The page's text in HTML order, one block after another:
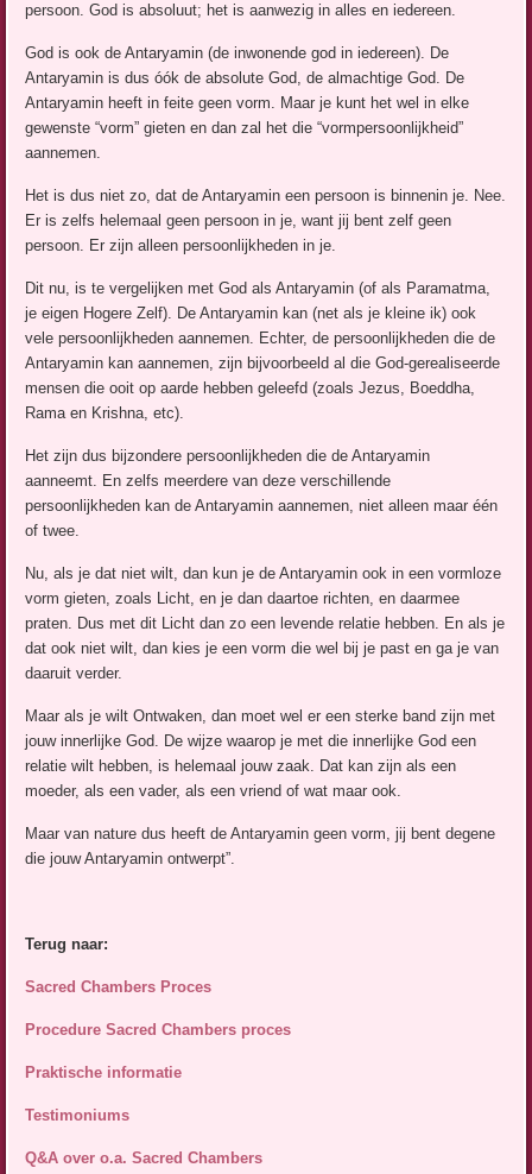
persoon. God is absoluut; het is aanwezig in alles en iedereen.
God is ook de Antaryamin (de inwonende god in iedereen). De
Antaryamin is dus óók de absolute God, de almachtige God. De
Antaryamin heeft in feite geen vorm. Maar je kunt het wel in elke
gewenste “vorm” gieten en dan zal het die “vormpersoonlijkheid”
aannemen.
Het is dus niet zo, dat de Antaryamin een persoon is binnenin je. Nee.
Er is zelfs helemaal geen persoon in je, want jij bent zelf geen
persoon. Er zijn alleen persoonlijkheden in je.
Dit nu, is te vergelijken met God als Antaryamin (of als Paramatma,
je eigen Hogere Zelf). De Antaryamin kan (net als je kleine ik) ook
vele persoonlijkheden aannemen. Echter, de persoonlijkheden die de
Antaryamin kan aannemen, zijn bijvoorbeeld al die God-gerealiseerde
mensen die ooit op aarde hebben geleefd (zoals Jezus, Boeddha,
Rama en Krishna, etc).
Het zijn dus bijzondere persoonlijkheden die de Antaryamin
aanneemt. En zelfs meerdere van deze verschillende
persoonlijkheden kan de Antaryamin aannemen, niet alleen maar één
of twee.
Nu, als je dat niet wilt, dan kun je de Antaryamin ook in een vormloze
vorm gieten, zoals Licht, en je dan daartoe richten, en daarmee
praten. Dus met dit Licht dan zo een levende relatie hebben. En als je
dat ook niet wilt, dan kies je een vorm die wel bij je past en ga je van
daaruit verder.
Maar als je wilt Ontwaken, dan moet wel er een sterke band zijn met
jouw innerlijke God. De wijze waarop je met die innerlijke God een
relatie wilt hebben, is helemaal jouw zaak. Dat kan zijn als een
moeder, als een vader, als een vriend of wat maar ook.
Maar van nature dus heeft de Antaryamin geen vorm, jij bent degene
die jouw Antaryamin ontwerpt”.
Terug naar:
Sacred Chambers Proces
Procedure Sacred Chambers proces
Praktische informatie
Testimoniums
Q&A over o.a. Sacred Chambers